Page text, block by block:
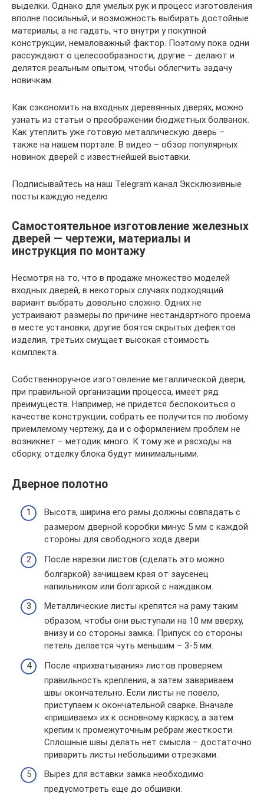
выделки. Однако для умелых рук и процесс изготовления
вполне посильный, и возможность выбирать достойные
материалы, а не гадать, что внутри у покупной
конструкции, немаловажный фактор. Поэтому пока одни
рассуждают о целесообразности, другие – делают и
делятся реальным опытом, чтобы облегчить задачу
новичкам.
Как сэкономить на входных деревянных дверях, можно
узнать из статьи о преображении бюджетных болванок.
Как утеплить уже готовую металлическую дверь –
также на нашем портале. В видео – обзор популярных
новинок дверей с известнейшей выставки.
Подписывайтесь на наш Telegram канал Эксклюзивные
посты каждую неделю
Самостоятельное изготовление железных
дверей — чертежи, материалы и
инструкция по монтажу
Несмотря на то, что в продаже множество моделей
входных дверей, в некоторых случаях подходящий
вариант выбрать довольно сложно. Одних не
устраивают размеры по причине нестандартного проема
в месте установки, другие боятся скрытых дефектов
изделия, третьих смущает высокая стоимость
комплекта.
Собственноручное изготовление металлической двери,
при правильной организации процесса, имеет ряд
преимуществ. Например, не придется беспокоиться о
качестве конструкции, собрать ее получится по любому
приемлемому чертежу, да и с оформлением проблем не
возникнет – методик много. К тому же и расходы на
сборку, отделку блока будут минимальными.
Дверное полотно
Высота, ширина его рамы должны совпадать с
размером дверной коробки минус 5 мм с каждой
стороны для свободного хода двери.
После нарезки листов (сделать это можно
болгаркой) зачищаем края от заусенец
напильником или болгаркой с наждаком.
Металлические листы крепятся на раму таким
образом, чтобы они выступали на 10 мм вверху,
внизу и со стороны замка. Припуск со стороны
петель делается чуть меньшим – 3-5 мм.
После «прихватывания» листов проверяем
правильность крепления, а затем завариваем
швы окончательно. Если листы не повело,
приступаем к окончательной сварке. Вначале
«пришиваем» их к основному каркасу, а затем
крепим к промежуточным ребрам жесткости.
Сплошные швы делать нет смысла – достаточно
приварить листы небольшими отрезками.
Вырез для вставки замка необходимо
предусмотреть еще до обшивки.